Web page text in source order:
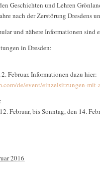
Geschichten und Lehren
nach der Zerstörung
und nähere Informationen sind
in Dresden:
Februar. Informationen dazu hier:
de/event/einzelsitzungen-mit-
Februar, bis Sonntag, den 14.
2016